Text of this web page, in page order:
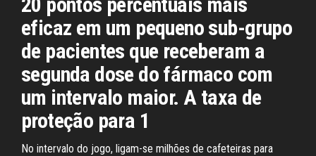
eficaz em um pequeno sub-grupo
de pacientes que receberam a
segunda dose do fármaco com
um intervalo maior. A taxa de
proteção para 1
No intervalo do jogo, ligam-se milhões de cafeteiras para